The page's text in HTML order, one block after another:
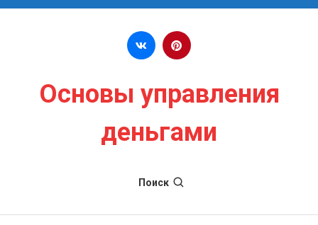
Перейти к содержимому
Основы управления
деньгами
Поиск